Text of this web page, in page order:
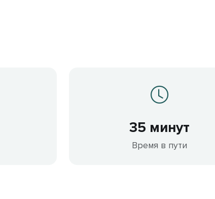
35 минут
Время в пути